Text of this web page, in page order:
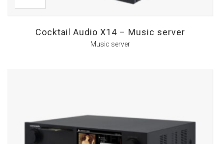
Cocktail Audio X14 – Music server
Music server